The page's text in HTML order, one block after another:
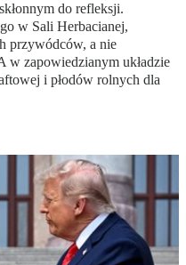
do refleksji.
w Sali Herbacianej,
przywódców, a nie
w zapowiedzianym układzie
i płodów rolnych dla